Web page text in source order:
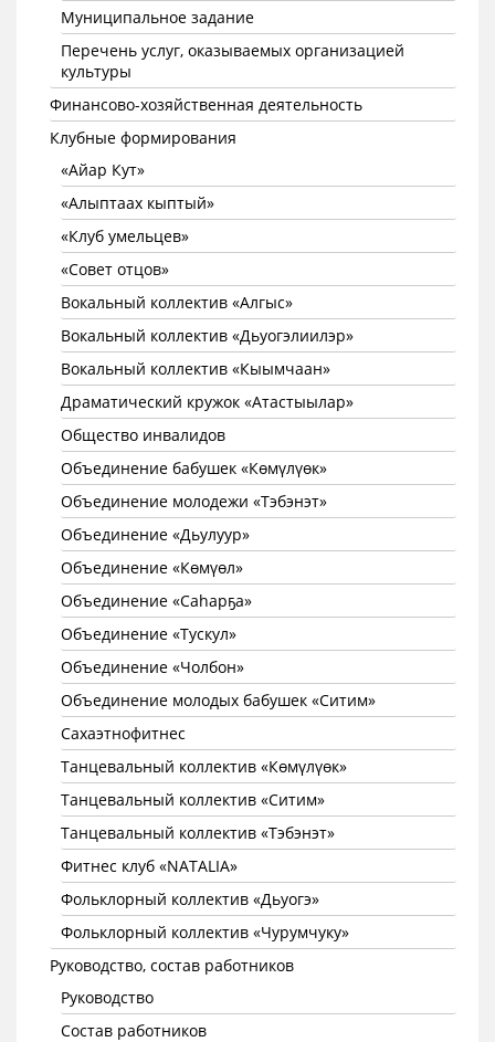
Муниципальное задание
Перечень услуг, оказываемых организацией
культуры
Финансово-хозяйственная деятельность
Клубные формирования
«Айар Кут»
«Алыптаах кыптый»
«Клуб умельцев»
«Совет отцов»
Вокальный коллектив «Алгыс»
Вокальный коллектив «Дьуогэлиилэр»
Вокальный коллектив «Кыымчаан»
Драматический кружок «Атастыылар»
Общество инвалидов
Объединение бабушек «Көмүлүөк»
Объединение молодежи «Тэбэнэт»
Объединение «Дьулуур»
Объединение «Көмүөл»
Объединение «Саhарҕа»
Объединение «Тускул»
Объединение «Чолбон»
Объединение молодых бабушек «Ситим»
Сахаэтнофитнес
Танцевальный коллектив «Көмүлүөк»
Танцевальный коллектив «Ситим»
Танцевальный коллектив «Тэбэнэт»
Фитнес клуб «NATALIA»
Фольклорный коллектив «Дьуогэ»
Фольклорный коллектив «Чурумчуку»
Руководство, состав работников
Руководство
Состав работников